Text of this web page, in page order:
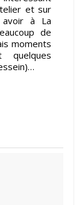
et sur
à La
de
moments
quelques